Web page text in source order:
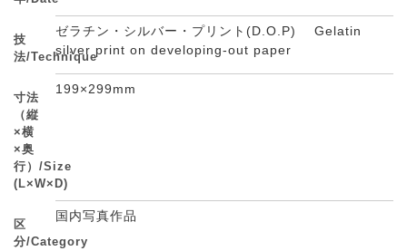
技
法/Technique
ゼラチン・シルバー・プリント(D.O.P) Gelatin
silver print on developing-out paper
寸法
（縦
×横
×奥
行）/Size
(L×W×D)
199×299mm
区
分/Category
国内写真作品